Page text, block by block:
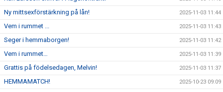
Ny mittsexförstärkning på lån! 2025-11-03 11:44
Vem i rummet ... 2025-11-03 11:43
Seger i hemmaborgen! 2025-11-03 11:42
Vem i rummet… 2025-11-03 11:39
Grattis på födelsedagen, Melvin! 2025-11-03 11:37
HEMMAMATCH! 2025-10-23 09:09